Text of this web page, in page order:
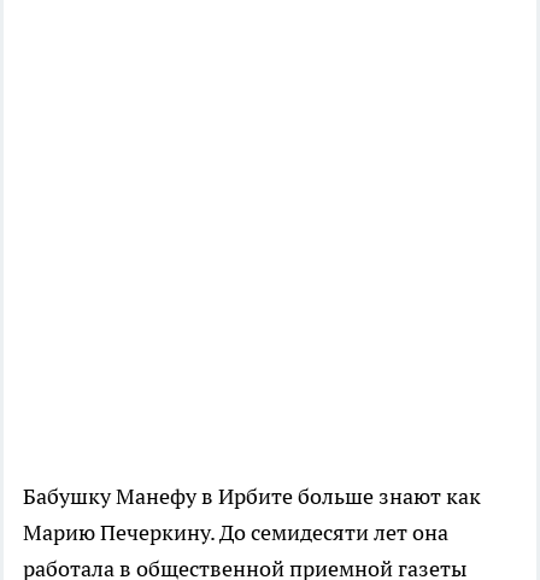
Бабушку Манефу в Ирбите больше знают как
Марию Печеркину. До семидесяти лет она
работала в общественной приемной газеты